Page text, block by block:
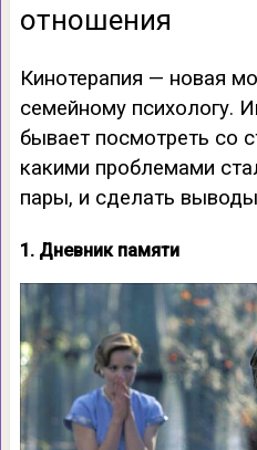
отношения
Кинотерапия — новая
семейному психологу.
бывает посмотреть со
какими проблемами
пары, и сделать
1. Дневник памяти